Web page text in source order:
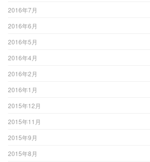
2016年7月
2016年6月
2016年5月
2016年4月
2016年2月
2016年1月
2015年12月
2015年11月
2015年9月
2015年8月